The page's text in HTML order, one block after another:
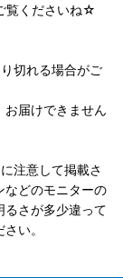
覧くださいね☆
切れる場合がご
お届けできません
注意して掲載さ
などのモニターの
るさが多少違って
い。